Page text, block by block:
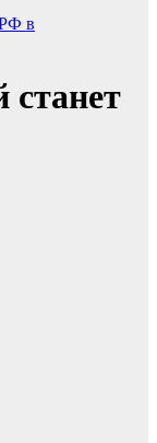
в
станет